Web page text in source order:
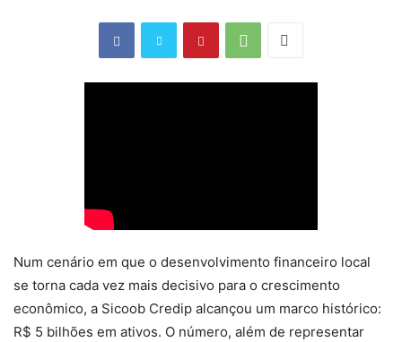
Num cenário em que o desenvolvimento financeiro local
se torna cada vez mais decisivo para o crescimento
econômico, a Sicoob Credip alcançou um marco histórico:
R$ 5 bilhões em ativos. O número, além de representar